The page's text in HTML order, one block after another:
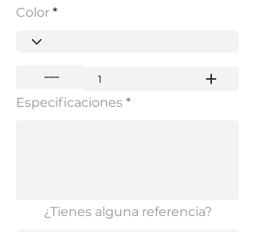
Color
Especificaciones
¿Tienes alguna referencia?